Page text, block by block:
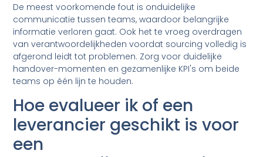
De meest voorkomende fout is onduidelijke
communicatie tussen teams, waardoor belangrijke
informatie verloren gaat. Ook het te vroeg overdragen
van verantwoordelijkheden voordat sourcing volledig is
afgerond leidt tot problemen. Zorg voor duidelijke
handover-momenten en gezamenlijke KPI's om beide
teams op één lijn te houden.
Hoe evalueer ik of een
leverancier geschikt is voor
een